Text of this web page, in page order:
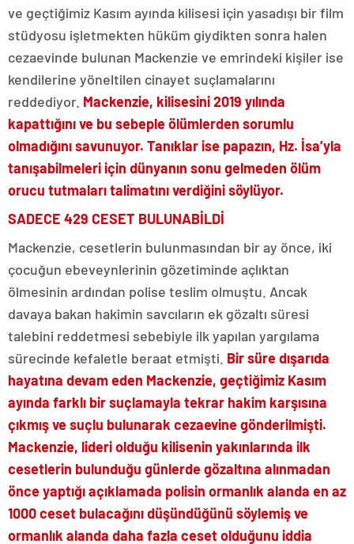
ve geçtiğimiz Kasım ayında kilisesi için yasadışı bir film
stüdyosu işletmekten hüküm giydikten sonra halen
cezaevinde bulunan Mackenzie ve emrindeki kişiler ise
kendilerine yöneltilen cinayet suçlamalarını
reddediyor. Mackenzie, kilisesini 2019 yılında
kapattığını ve bu sebeple ölümlerden sorumlu
olmadığını savunuyor. Tanıklar ise papazın, Hz. İsa’yla
tanışabilmeleri için dünyanın sonu gelmeden ölüm
orucu tutmaları talimatını verdiğini söylüyor.
SADECE 429 CESET BULUNABİLDİ
Mackenzie, cesetlerin bulunmasından bir ay önce, iki
çocuğun ebeveynlerinin gözetiminde açlıktan
ölmesinin ardından polise teslim olmuştu. Ancak
davaya bakan hakimin savcıların ek gözaltı süresi
talebini reddetmesi sebebiyle ilk yapılan yargılama
sürecinde kefaletle beraat etmişti. Bir süre dışarıda
hayatına devam eden Mackenzie, geçtiğimiz Kasım
ayında farklı bir suçlamayla tekrar hakim karşısına
çıkmış ve suçlu bulunarak cezaevine gönderilmişti.
Mackenzie, lideri olduğu kilisenin yakınlarında ilk
cesetlerin bulunduğu günlerde gözaltına alınmadan
önce yaptığı açıklamada polisin ormanlık alanda en az
1000 ceset bulacağını düşündüğünü söylemiş ve
ormanlık alanda daha fazla ceset olduğunu iddia